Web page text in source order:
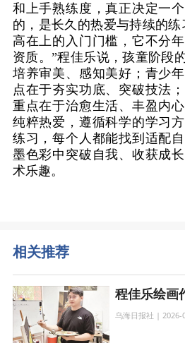
和上手熟练度，真正决定一
的，是长久的热爱与持续的
高在上的入门门槛，它不分
资质。”程佳乐说，孩童阶段
培养审美、感知美好；青少
点在于夯实功底、突破技法
重点在于治愈生活、丰盈内
纯粹热爱，遵循科学的学习
练习，每个人都能找到适配
墨色彩中突破自我、收获成
术乐趣。
相关推荐
程佳乐绘画
乌海日报社 | 2026-